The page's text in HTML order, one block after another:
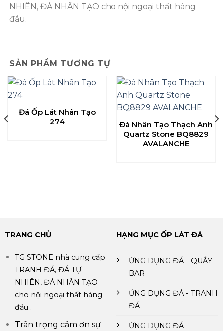
NHIÊN, ĐÁ NHÂN TẠO cho nội ngoại thất hàng
đầu.
SẢN PHẨM TƯƠNG TỰ
Đá Ốp Lát Nhân Tạo
274
Đá Nhân Tạo Thạch Anh
Quartz Stone BQ8829
AVALANCHE
TRANG CHỦ
TG STONE nhà cung cấp
TRANH ĐÁ, ĐÁ TỰ
NHIÊN, ĐÁ NHÂN TẠO
cho nội ngoại thất hàng
đầu .
Trân trọng cảm ơn sự
HẠNG MỤC ỐP LÁT ĐÁ
ỨNG DỤNG ĐÁ - QUẦY
BAR
ỨNG DỤNG ĐÁ - TRANH
ĐÁ
ỨNG DỤNG ĐÁ -